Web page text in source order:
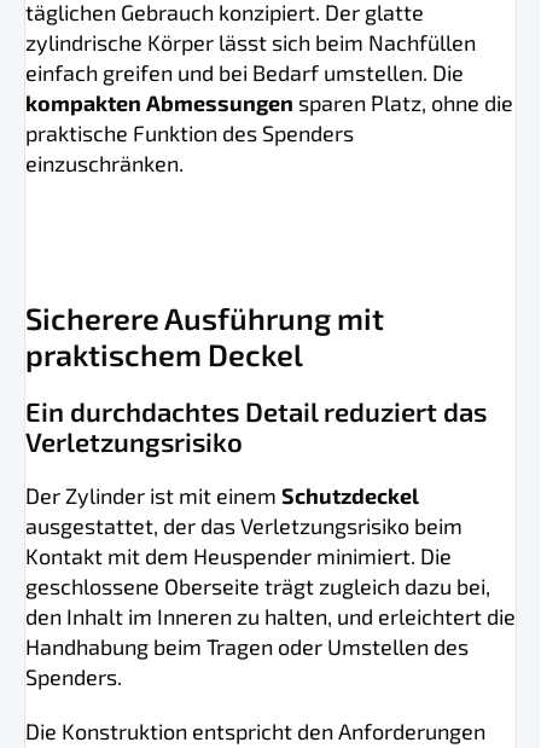
täglichen Gebrauch konzipiert. Der glatte
zylindrische Körper lässt sich beim Nachfüllen
einfach greifen und bei Bedarf umstellen. Die
kompakten Abmessungen sparen Platz, ohne die
praktische Funktion des Spenders
einzuschränken.
Sicherere Ausführung mit
praktischem Deckel
Ein durchdachtes Detail reduziert das
Verletzungsrisiko
Der Zylinder ist mit einem Schutzdeckel
ausgestattet, der das Verletzungsrisiko beim
Kontakt mit dem Heuspender minimiert. Die
geschlossene Oberseite trägt zugleich dazu bei,
den Inhalt im Inneren zu halten, und erleichtert die
Handhabung beim Tragen oder Umstellen des
Spenders.
Die Konstruktion entspricht den Anforderungen